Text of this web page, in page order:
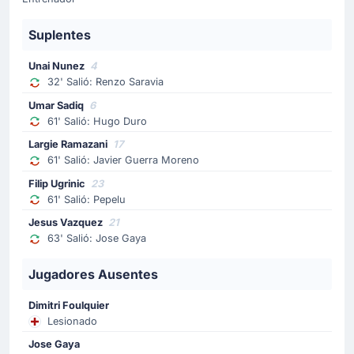
Tercer sustitución del Rayo Vallecano . Óscar Valentín
60'
Cambio de jugador
Francisco Perez Martinez
Jorge de Frutos
Equipo visitante sustituye a Fran Perez por Jorge de
Frutos.
60'
Cambio de jugador
Randy Nteka
56'
Tarjeta amarilla
Suplentes
Unai Nunez 4
32' Salió: Renzo Saravia
Umar Sadiq 6
61' Salió: Hugo Duro
Largie Ramazani 17
61' Salió: Javier Guerra Moreno
Filip Ugrinic 23
61' Salió: Pepelu
Jesus Vazquez 21
63' Salió: Jose Gaya
Jugadores Ausentes
Dimitri Foulquier
Lesionado
Jose Gaya